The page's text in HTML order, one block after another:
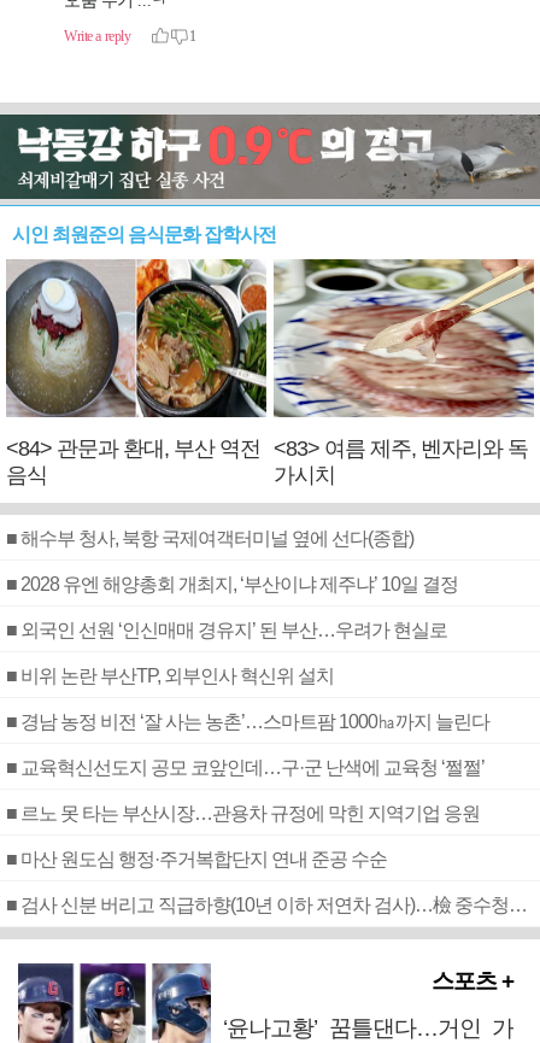
시인 최원준의 음식문화 잡학사전
<84> 관문과 환대, 부산 역전
음식
<83> 여름 제주, 벤자리와 독
가시치
■ 해수부 청사, 북항 국제여객터미널 옆에 선다(종합)
■ 2028 유엔 해양총회 개최지, ‘부산이냐 제주냐’ 10일 결정
■ 외국인 선원 ‘인신매매 경유지’ 된 부산…우려가 현실로
■ 비위 논란 부산TP, 외부인사 혁신위 설치
■ 경남 농정 비전 ‘잘 사는 농촌’…스마트팜 1000㏊까지 늘린다
■ 교육혁신선도지 공모 코앞인데…구·군 난색에 교육청 ‘쩔쩔’
■ 르노 못 타는 부산시장…관용차 규정에 막힌 지역기업 응원
■ 마산 원도심 행정·주거복합단지 연내 준공 수순
■ 검사 신분 버리고 직급하향(10년 이하 저연차 검사)…檢 중수청행 기피
스포츠 +
‘윤나고황’ 꿈틀댄다…거인 가